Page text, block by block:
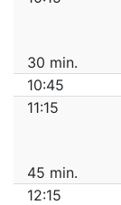
30 min.
10:45
11:15
45 min.
12:15